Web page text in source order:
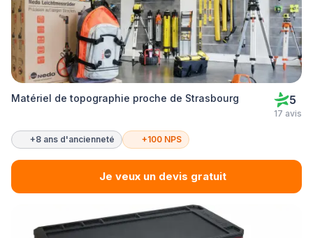
Matériel de topographie proche de Strasbourg 5
17 avis
+8 ans d'ancienneté +100 NPS
Je veux un devis gratuit